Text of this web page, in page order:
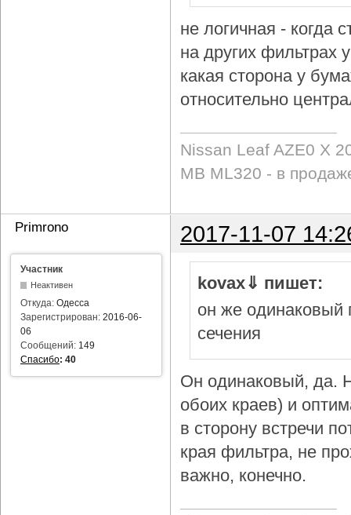
не логичная - когда
на других фильтрах
какая сторона у
относительно
Nissan Leaf AZE0 X
MB ML320 - в
Primrono 2017-11-07
Участник
Неактивен
Откуда: Одесса
Зарегистрирован: 2016-06-
06
Сообщений: 149
Спасибо: 40
kovax⇓ пишет:
он же одинаковый
сечения
Он одинаковый, да.
обоих краев) и
в сторону встречи
края фильтра, не
важно, конечно.